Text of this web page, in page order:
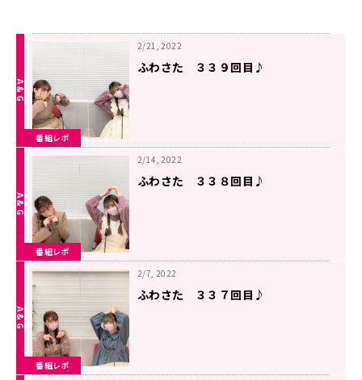
番組レポ
2/21, 2022
ふわさた ３３９回目♪
番組レポ
2/14, 2022
ふわさた ３３８回目♪
番組レポ
2/7, 2022
ふわさた ３３７回目♪